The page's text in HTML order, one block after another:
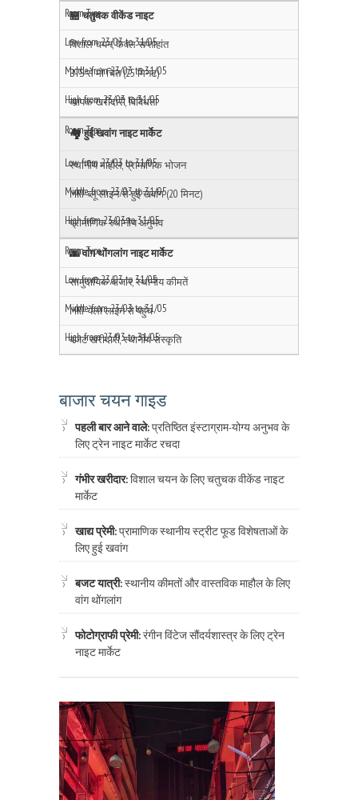
🏪 चतुचक वीकेंड नाइट
विशाल चयन, केवल सप्ताहांत
BTS से मो चित (25 मिनट)
व्यापक खरीदारी, विविधता
🏘️ हुई खवांग नाइट मार्केट
स्थानीय माहौल, प्रामाणिक भोजन
MRT ब्लू लाइन से हुई खवांग (20 मिनट)
प्रामाणिक स्थानीय अनुभव
🌆 वांग थोंगलांग नाइट मार्केट
सामुदायिक बाजार, स्थानीय कीमतें
MRT येलो लाइन से पहुंच
बजट खरीदारी, स्थानीय संस्कृति
बाजार चयन गाइड
पहली बार आने वाले:प्रतिष्ठित इंस्टाग्राम-योग्य अनुभव के
लिए ट्रेन नाइट मार्केट रचदा
गंभीर खरीदार:विशाल चयन के लिए चतुचक वीकेंड नाइट
मार्केट
खाद्य प्रेमी:प्रामाणिक स्थानीय स्ट्रीट फूड विशेषताओं के
लिए हुई खवांग
बजट यात्री:स्थानीय कीमतों और वास्तविक माहौल के लिए
वांग थोंगलांग
फोटोग्राफी प्रेमी:रंगीन विंटेज सौंदर्यशास्त्र के लिए ट्रेन
नाइट मार्केट